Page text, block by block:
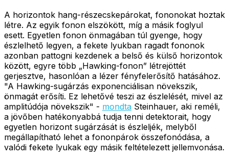
A horizontok hang-részecskepárokat, fononokat hoztak
létre. Az egyik fonon elszökött, míg a másik foglyul
esett. Egyetlen fonon önmagában túl gyenge, hogy
észlelhető legyen, a fekete lyukban ragadt fononok
azonban pattogni kezdenek a belső és külső horizontok
között, egyre több „Hawking-fonon” létrejöttét
gerjesztve, hasonlóan a lézer fényfelerősítő hatásához.
"A Hawking-sugárzás exponenciálisan növekszik,
önmagát erősíti. Ez lehetővé teszi az észlelését, mivel az
amplitúdója növekszik" - mondta Steinhauer, aki reméli,
a jövőben hatékonyabbá tudja tenni detektorait, hogy
egyetlen horizont sugárzását is észleljék, melyből
megállapítható lehet a fononpárok összefonódása, a
valódi fekete lyukak egy másik feltételezett jellemvonása.